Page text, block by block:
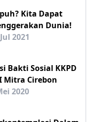
Kita Dapat
Dunia!
2021
Bakti Sosial KKPD
Mitra Cirebon
2020